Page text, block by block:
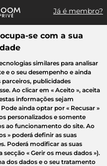
Já é membro?
artigo, uma venda...
Casa Criança Beleza
se com a sua
similares para analisar
e o seu desempenho e ainda
publicidades
Ao clicar em « Aceito », aceita
informações sejam
ainda optar por « Recusar »
personalizados e somente
ao funcionamento do site. Ao
» poderá definir as suas
Poderá modificar as suas
« Gerir os meus dados »).
dos dados e o seu tratamento